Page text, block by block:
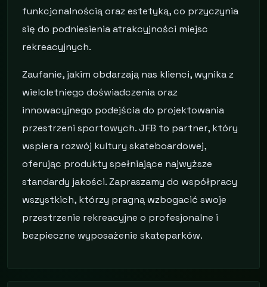
funkcjonalnością oraz estetyką, co przyczynia
się do podniesienia atrakcyjności miejsc
rekreacyjnych.
Zaufanie, jakim obdarzają nas klienci, wynika z
wieloletniego doświadczenia oraz
innowacyjnego podejścia do projektowania
przestrzeni sportowych. JFB to partner, który
wspiera rozwój kultury skateboardowej,
oferując produkty spełniające najwyższe
standardy jakości. Zapraszamy do współpracy
wszystkich, którzy pragną wzbogacić swoje
przestrzenie rekreacyjne o profesjonalne i
bezpieczne wyposażenie skateparków.